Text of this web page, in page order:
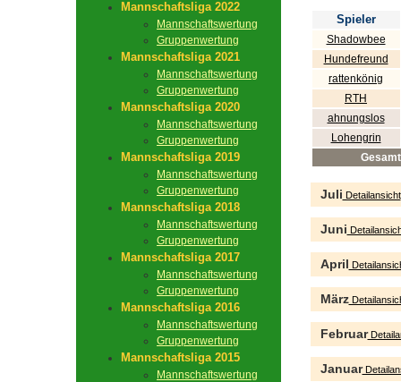
Mannschaftsliga 2022
Mannschaftswertung
Gruppenwertung
Mannschaftsliga 2021
Mannschaftswertung
Gruppenwertung
Mannschaftsliga 2020
Mannschaftswertung
Gruppenwertung
Mannschaftsliga 2019
Mannschaftswertung
Gruppenwertung
Mannschaftsliga 2018
Mannschaftswertung
Gruppenwertung
Mannschaftsliga 2017
Mannschaftswertung
Gruppenwertung
Mannschaftsliga 2016
Mannschaftswertung
Gruppenwertung
Mannschaftsliga 2015
Mannschaftswertung
Spieler
Shadowbee
Hundefreund
rattenkönig
RTH
ahnungslos
Lohengrin
Gesamt
Juli Detailansicht
Juni
April
März
Februar
Januar